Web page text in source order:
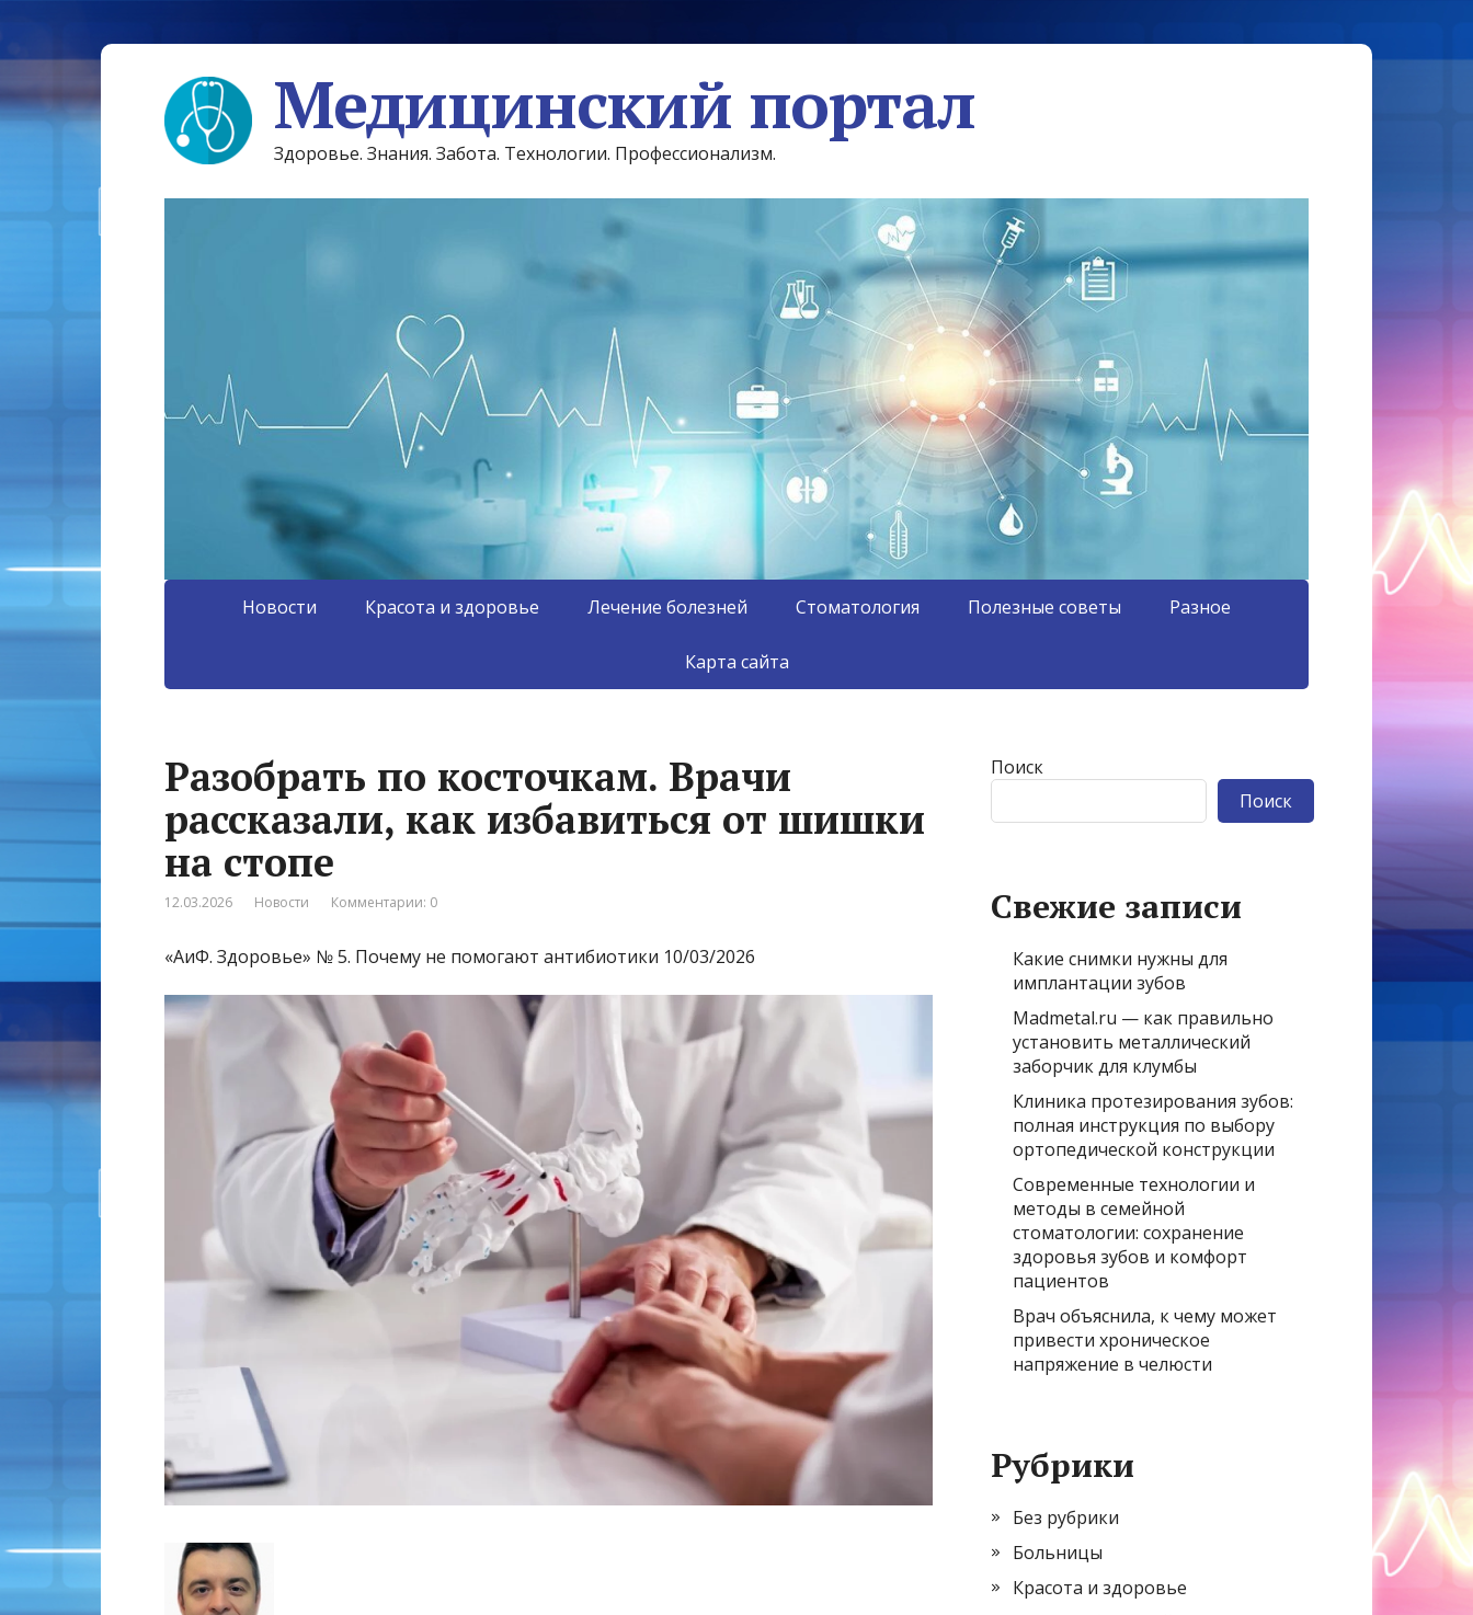
Медицинский портал
Здоровье. Знания. Забота. Технологии. Профессионализм.
Новости Красота и здоровье Лечение болезней Стоматология Полезные советы Разное
Карта сайта
Разобрать по косточкам. Врачи
рассказали, как избавиться от шишки
на стопе
12.03.2026 Новости Комментарии: 0
«АиФ. Здоровье» № 5. Почему не помогают антибиотики 10/03/2026
Поиск
Поиск
Свежие записи
Какие снимки нужны для
имплантации зубов
Madmetal.ru — как правильно
установить металлический
заборчик для клумбы
Клиника протезирования зубов:
полная инструкция по выбору
ортопедической конструкции
Современные технологии и
методы в семейной
стоматологии: сохранение
здоровья зубов и комфорт
пациентов
Врач объяснила, к чему может
привести хроническое
напряжение в челюсти
Рубрики
Без рубрики
Больницы
Красота и здоровье